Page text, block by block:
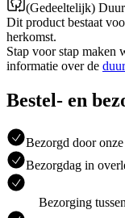
(Gedeeltelijk)
Dit product bestaat
herkomst.
Stap voor stap maken
informatie over de
Bestel- en
Bezorgd door
Bezorgdag in
Bezorging